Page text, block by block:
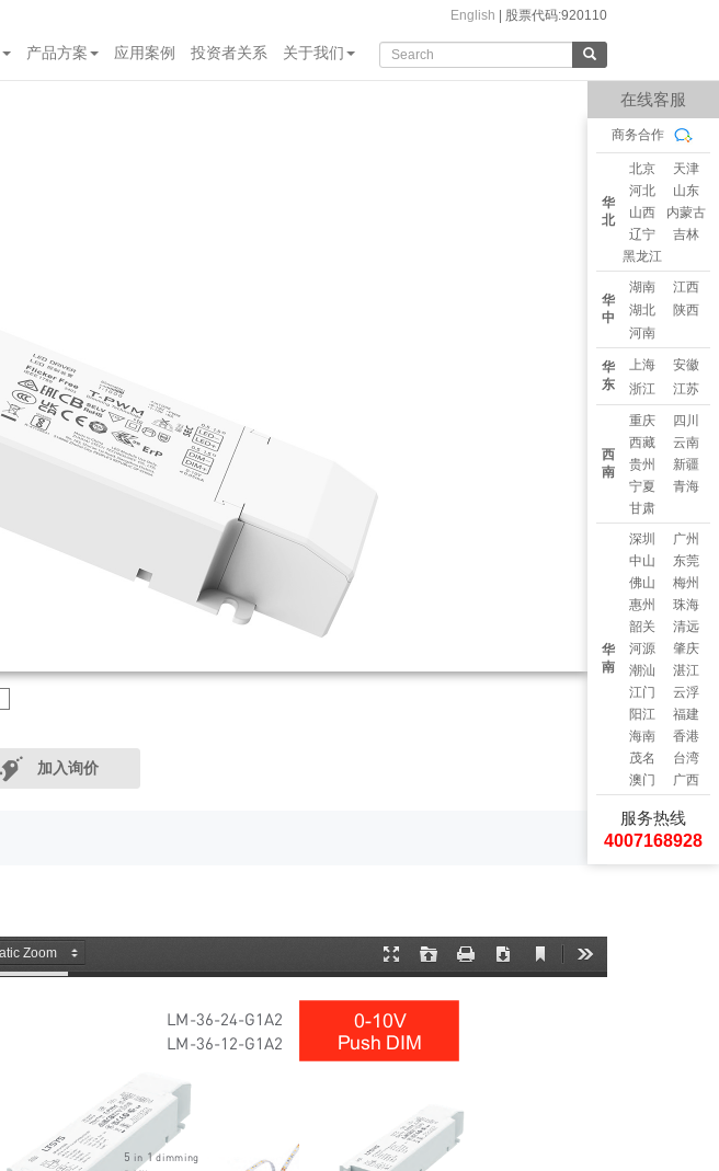
English 股票代码:920110
产品方案 应用案例 投资者关系 关于我们
加入询价
在线客服
商务合作
华
北
北京
河北
山西
辽宁
黑龙江
天津
山东
内蒙古
吉林
华
中
湖南
湖北
河南
江西
陕西
华
东
上海
浙江
安徽
江苏
西
南
重庆
西藏
贵州
宁夏
甘肃
四川
云南
新疆
青海
华
南
深圳
中山
佛山
惠州
韶关
河源
潮汕
江门
阳江
海南
茂名
澳门
广州
东莞
梅州
珠海
清远
肇庆
湛江
云浮
福建
香港
台湾
广西
服务热线
4007168928